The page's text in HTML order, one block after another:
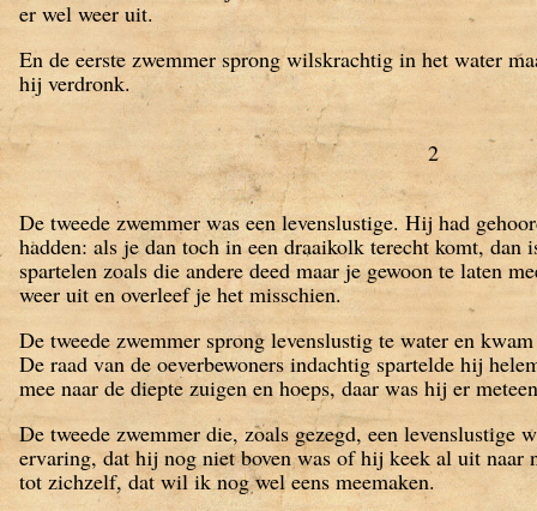
er wel weer uit.
En de eerste zwemmer sprong wilskrachtig in het water
hij verdronk.
2
De tweede zwemmer was een levenslustige. Hij had
hadden: als je dan toch in een draaikolk terecht komt, dan
spartelen zoals die andere deed maar je gewoon te laten
weer uit en overleef je het misschien.
De tweede zwemmer sprong levenslustig te water en
De raad van de oeverbewoners indachtig spartelde hij
mee naar de diepte zuigen en hoeps, daar was hij er
De tweede zwemmer die, zoals gezegd, een levenslustige
ervaring, dat hij nog niet boven was of hij keek al uit naar
tot zichzelf, dat wil ik nog wel eens meemaken.